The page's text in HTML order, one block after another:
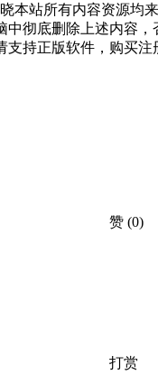
本站所有内容资源均
中彻底删除上述内容
持正版软件，购买注
赞 (0)
打赏